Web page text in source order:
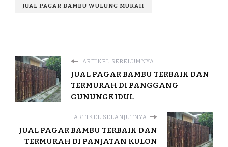
JUAL PAGAR BAMBU WULUNG MURAH
ARTIKEL SEBELUMNYA
JUAL PAGAR BAMBU TERBAIK DAN
TERMURAH DI PANGGANG
GUNUNGKIDUL
ARTIKEL SELANJUTNYA
JUAL PAGAR BAMBU TERBAIK DAN
TERMURAH DI PANJATAN KULON